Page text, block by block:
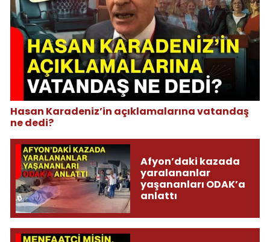
Hasan Karadeniz’in açıklamalarına vatandaş
ne dedi?
Afyon’daki kazada
yaralananlar
yaşananları ODAK’a
anlattı